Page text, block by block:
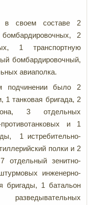
в своем составе 2
2
1 транспортную
бомбардировочный,
авиаполка.
подчинении было 2
1 танковая бригада, 2
3 отдельных
и 1
1 истребительно-
полки и 2
отдельный зенитно-
инженерно-
бригады, 1 батальон